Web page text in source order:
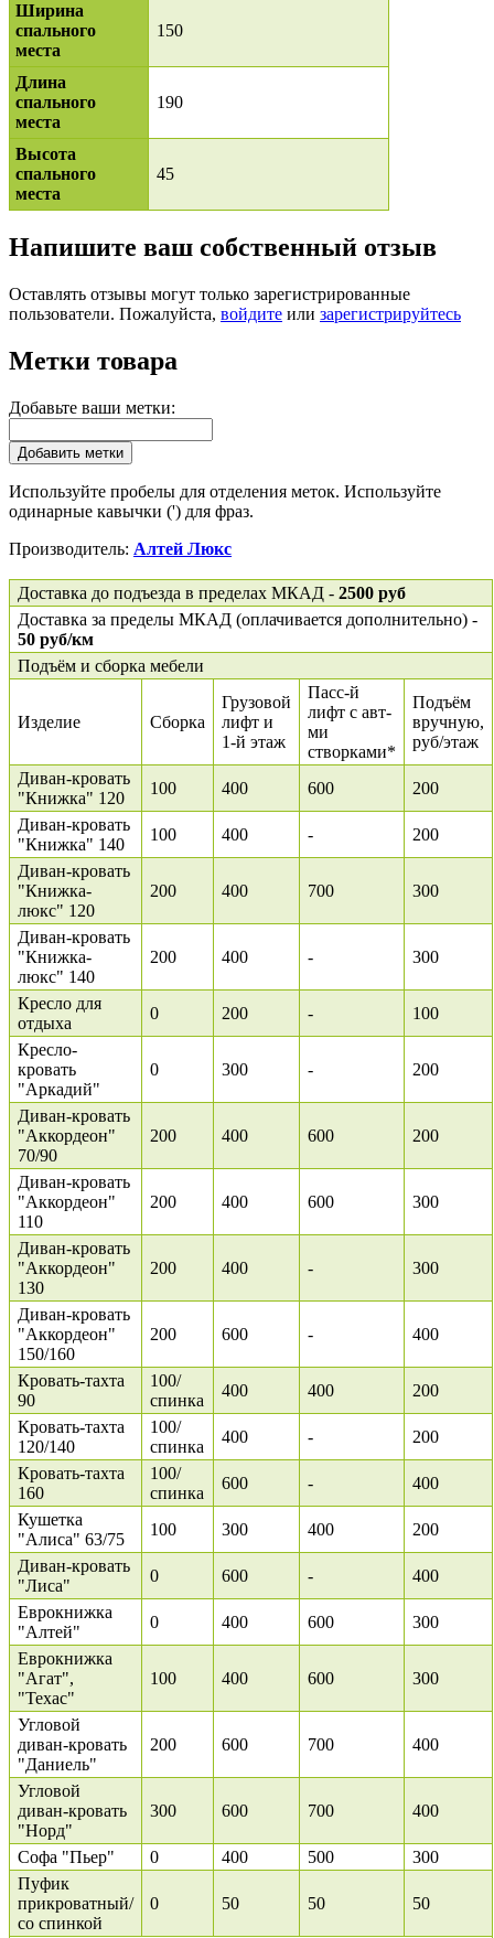
Ширина
спального
места
150
Длина
спального
места
190
Высота
спального
места
45
Напишите ваш собственный отзыв
Оставлять отзывы могут только зарегистрированные
пользователи. Пожалуйста, войдите или зарегистрируйтесь
Метки товара
Добавьте ваши метки:
Добавить метки
Используйте пробелы для отделения меток. Используйте
одинарные кавычки (') для фраз.
Производитель: Алтей Люкс
Доставка до подъезда в пределах МКАД - 2500 руб
Доставка за пределы МКАД (оплачивается дополнительно) -
50 руб/км
Подъём и сборка мебели
Изделие Сборка
Грузовой
лифт и
1-й этаж
Пасс-й
лифт с авт-
ми
створками*
Подъём
вручную,
руб/этаж
Диван-кровать
"Книжка" 120
100 400 600
200
Диван-кровать
"Книжка" 140
100 400 -
200
Диван-кровать
"Книжка-
люкс" 120
200 400 700 300
Диван-кровать
"Книжка-
люкс" 140
200 400 - 300
Кресло для
отдыха
0 200 -
100
Кресло-
кровать
"Аркадий"
0 300 - 200
Диван-кровать
"Аккордеон"
70/90
200 400 600 200
Диван-кровать
"Аккордеон"
110
200 400 600 300
Диван-кровать
"Аккордеон"
130
200 400 - 300
Диван-кровать
"Аккордеон"
150/160
200 600 - 400
Кровать-тахта
90
100/
спинка
400 400
200
Кровать-тахта
120/140
100/
спинка
400 -
200
Кровать-тахта
160
100/
спинка
600 -
400
Кушетка
"Алиса" 63/75
100 300 400
200
Диван-кровать
"Лиса"
0 600 -
400
Еврокнижка
"Алтей"
0 400 600
300
Еврокнижка
"Агат",
"Техас"
100 400 600 300
Угловой
диван-кровать
"Даниель"
200 600 700 400
Угловой
диван-кровать
"Норд"
300 600 700 400
Софа "Пьер" 0 400 500
300
Пуфик
прикроватный/
со спинкой
0 50 50 50